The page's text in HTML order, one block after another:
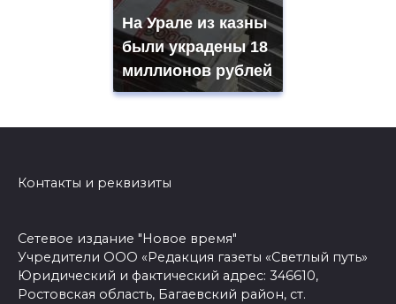
На Урале из казны
были украдены 18
миллионов рублей
Контакты и реквизиты
Сетевое издание "Новое время"
Учредители ООО «Редакция газеты «Светлый путь»
Юридический и фактический адрес: 346610,
Ростовская область, Багаевский район, ст.